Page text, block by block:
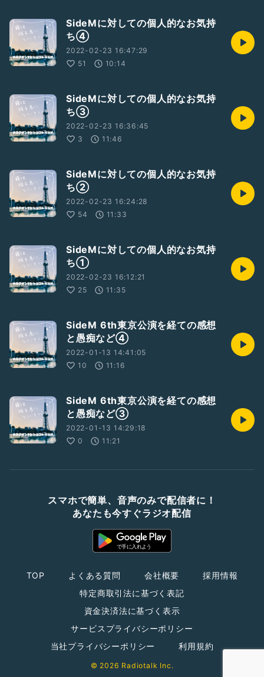
SideMに対しての個人的なお気持
ち④
2022-02-23 16:47:29
51
10:14
SideMに対しての個人的なお気持
ち③
2022-02-23 16:36:45
3
11:46
SideMに対しての個人的なお気持
ち②
2022-02-23 16:24:28
54
11:33
SideMに対しての個人的なお気持
ち①
2022-02-23 16:12:21
25
11:35
SideM 6th東京公演を経ての感想
と愚痴など④
2022-01-13 14:41:05
10
11:16
SideM 6th東京公演を経ての感想
と愚痴など③
2022-01-13 14:29:18
0
11:21
スマホで簡単、音声のみで配信者に！
あなたも今すぐラジオ配信
TOP よくある質問 会社概要
採用情報
特定商取引法に基づく表記
資金決済法に基づく表示
サービスプライバシーポリシー
当社プライバシーポリシー
利用規約
© 2026 Radiotalk Inc.